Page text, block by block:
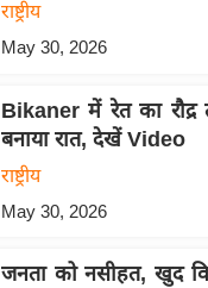
राष्ट्रीय
May 30, 2026
Bikaner में रेत का
बनाया रात, देखें Video
राष्ट्रीय
May 30, 2026
जनता को नसीहत, खुद